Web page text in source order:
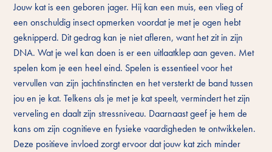
Jouw kat is een geboren jager. Hij kan een muis, een vlieg of
een onschuldig insect opmerken voordat je met je ogen hebt
geknipperd. Dit gedrag kan je niet afleren, want het zit in zijn
DNA. Wat je wel kan doen is er een uitlaatklep aan geven. Met
spelen kom je een heel eind. Spelen is essentieel voor het
vervullen van zijn jachtinstincten en het versterkt de band tussen
jou en je kat. Telkens als je met je kat speelt, vermindert het zijn
verveling en daalt zijn stressniveau. Daarnaast geef je hem de
kans om zijn cognitieve en fysieke vaardigheden te ontwikkelen.
Deze positieve invloed zorgt ervoor dat jouw kat zich minder